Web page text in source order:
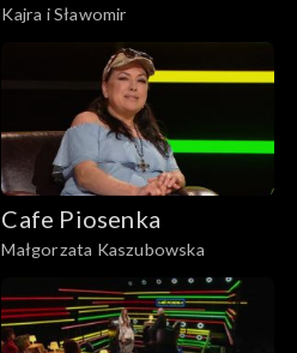
Kajra i Sławomir
Cafe Piosenka
Małgorzata Kaszubowska